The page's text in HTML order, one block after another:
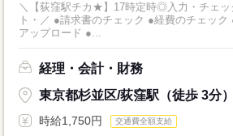
＼【荻窪駅チカ★】17時定時◎入力・チェッ
ト・／ ●請求書のチェック ●経費のチェッ
アップロード ●...
経理・会計・財務
東京都杉並区/荻窪駅（徒歩 3分）
時給1,750円 交通費全額支給